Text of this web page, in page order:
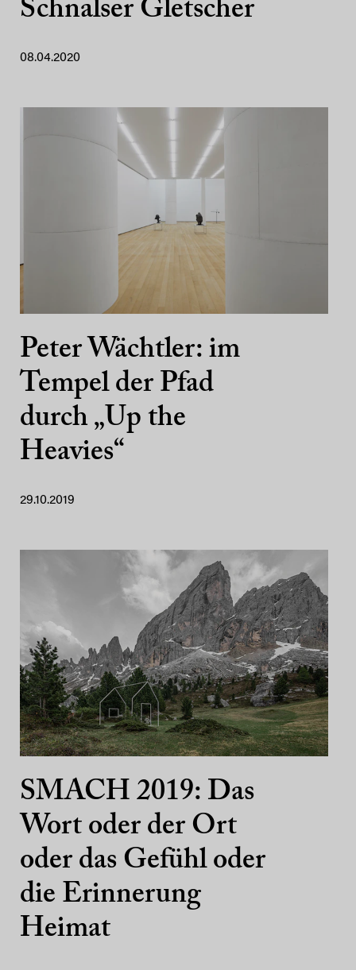
Schnalser Gletscher
08.04.2020
Peter Wächtler: im
Tempel der Pfad
durch „Up the
Heavies“
29.10.2019
SMACH 2019: Das
Wort oder der Ort
oder das Gefühl oder
die Erinnerung
Heimat